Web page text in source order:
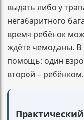
выдать либо у
негабаритного
время ребёнок
ждёте чемоданы. В
помощь: один
второй – ребёнком.